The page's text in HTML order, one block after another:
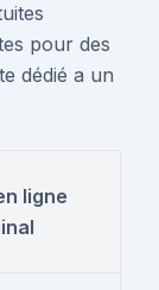
pour des
dédié a un
ligne